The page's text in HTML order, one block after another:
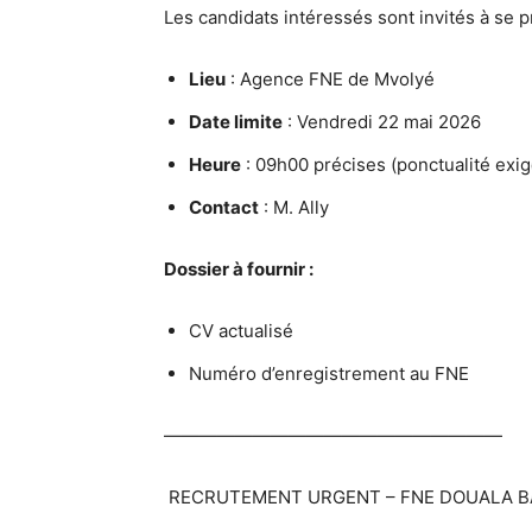
Les candidats intéressés sont invités à se
Lieu : Agence FNE de Mvolyé
Date limite : Vendredi 22 mai 2026
Heure : 09h00 précises (ponctualité
Contact : M. Ally
Dossier à fournir :
CV actualisé
Numéro d’enregistrement au FNE
———————————————————
RECRUTEMENT URGENT – FNE DOUALA